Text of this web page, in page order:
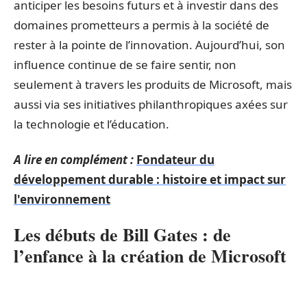
anticiper les besoins futurs et à investir dans des
domaines prometteurs a permis à la société de
rester à la pointe de l’innovation. Aujourd’hui, son
influence continue de se faire sentir, non
seulement à travers les produits de Microsoft, mais
aussi via ses initiatives philanthropiques axées sur
la technologie et l’éducation.
A lire en complément : Fondateur du
développement durable : histoire et impact sur
l'environnement
Les débuts de Bill Gates : de
l’enfance à la création de Microsoft